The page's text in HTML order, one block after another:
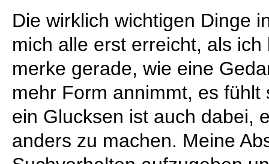
Die wirklich wichtigen Dinge
mich alle erst erreicht, als
merke gerade, wie eine
mehr Form annimmt, es
ein Glucksen ist auch dabei,
anders zu machen. Meine